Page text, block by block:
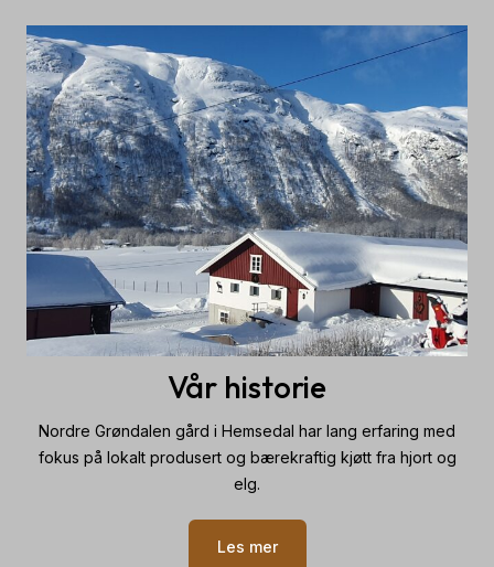
Vår historie
Nordre Grøndalen gård i Hemsedal har lang erfaring med
fokus på lokalt produsert og bærekraftig kjøtt fra hjort og
elg.
Les mer